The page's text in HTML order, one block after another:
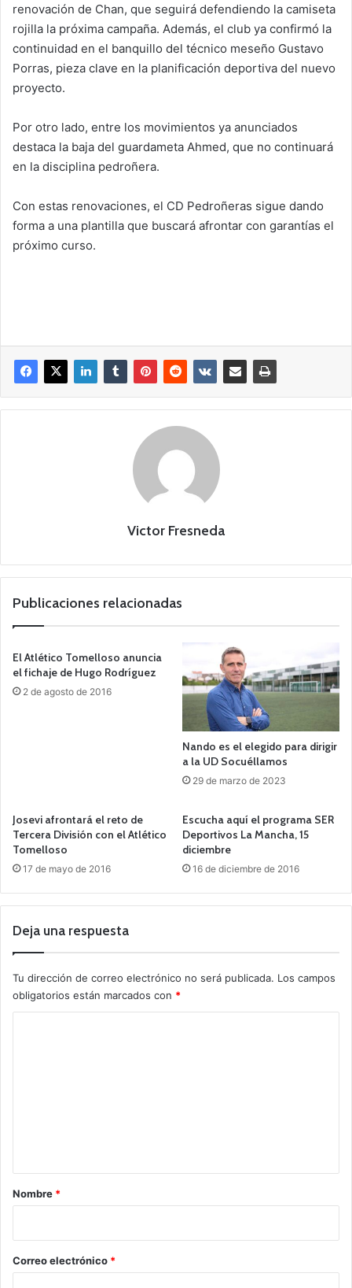
renovación de Chan, que seguirá defendiendo la camiseta
rojilla la próxima campaña. Además, el club ya confirmó la
continuidad en el banquillo del técnico meseño Gustavo
Porras, pieza clave en la planificación deportiva del nuevo
proyecto.
Por otro lado, entre los movimientos ya anunciados
destaca la baja del guardameta Ahmed, que no continuará
en la disciplina pedroñera.
Con estas renovaciones, el CD Pedroñeras sigue dando
forma a una plantilla que buscará afrontar con garantías el
próximo curso.
Victor Fresneda
Publicaciones relacionadas
El Atlético Tomelloso anuncia
el fichaje de Hugo Rodríguez
2 de agosto de 2016
Nando es el elegido para dirigir
a la UD Socuéllamos
29 de marzo de 2023
Josevi afrontará el reto de
Tercera División con el Atlético
Tomelloso
17 de mayo de 2016
Escucha aquí el programa SER
Deportivos La Mancha, 15
diciembre
16 de diciembre de 2016
Deja una respuesta
Tu dirección de correo electrónico no será publicada. Los campos
obligatorios están marcados con *
r
*
Nombre *
Correo electrónico *